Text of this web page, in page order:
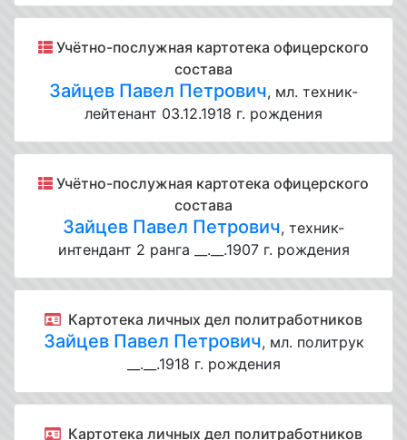
Учётно-послужная картотека офицерского
состава
Зайцев Павел Петрович, мл. техник-
лейтенант 03.12.1918 г. рождения
Учётно-послужная картотека офицерского
состава
Зайцев Павел Петрович, техник-
интендант 2 ранга __.__.1907 г. рождения
Картотека личных дел политработников
Зайцев Павел Петрович, мл. политрук
__.__.1918 г. рождения
Картотека личных дел политработников